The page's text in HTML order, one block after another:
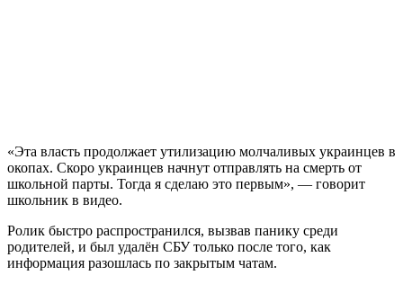
«Эта власть продолжает утилизацию молчаливых украинцев в
окопах. Скоро украинцев начнут отправлять на смерть от
школьной парты. Тогда я сделаю это первым», — говорит
школьник в видео.
Ролик быстро распространился, вызвав панику среди
родителей, и был удалён СБУ только после того, как
информация разошлась по закрытым чатам.